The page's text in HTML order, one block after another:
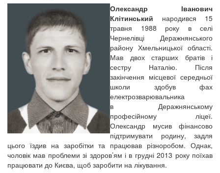
Олександр Іванович
Клітинський народився 15
травня 1988 року в селі
Чернелівці Деражнянського
району Хмельницької області.
Мав двох старших братів і
сестру Наталію. Після
закінчення місцевої середньої
школи здобув фах
електрозварювальника
в Деражнянському
професійному ліцеї.
Олександр мусив фінансово
підтримувати родину, задля
цього їздив на заробітки та працював різноробом. Однак,
чоловік мав проблеми зі здоров’ям і в грудні 2013 року поїхав
працювати до Києва, щоб заробити на лікування.